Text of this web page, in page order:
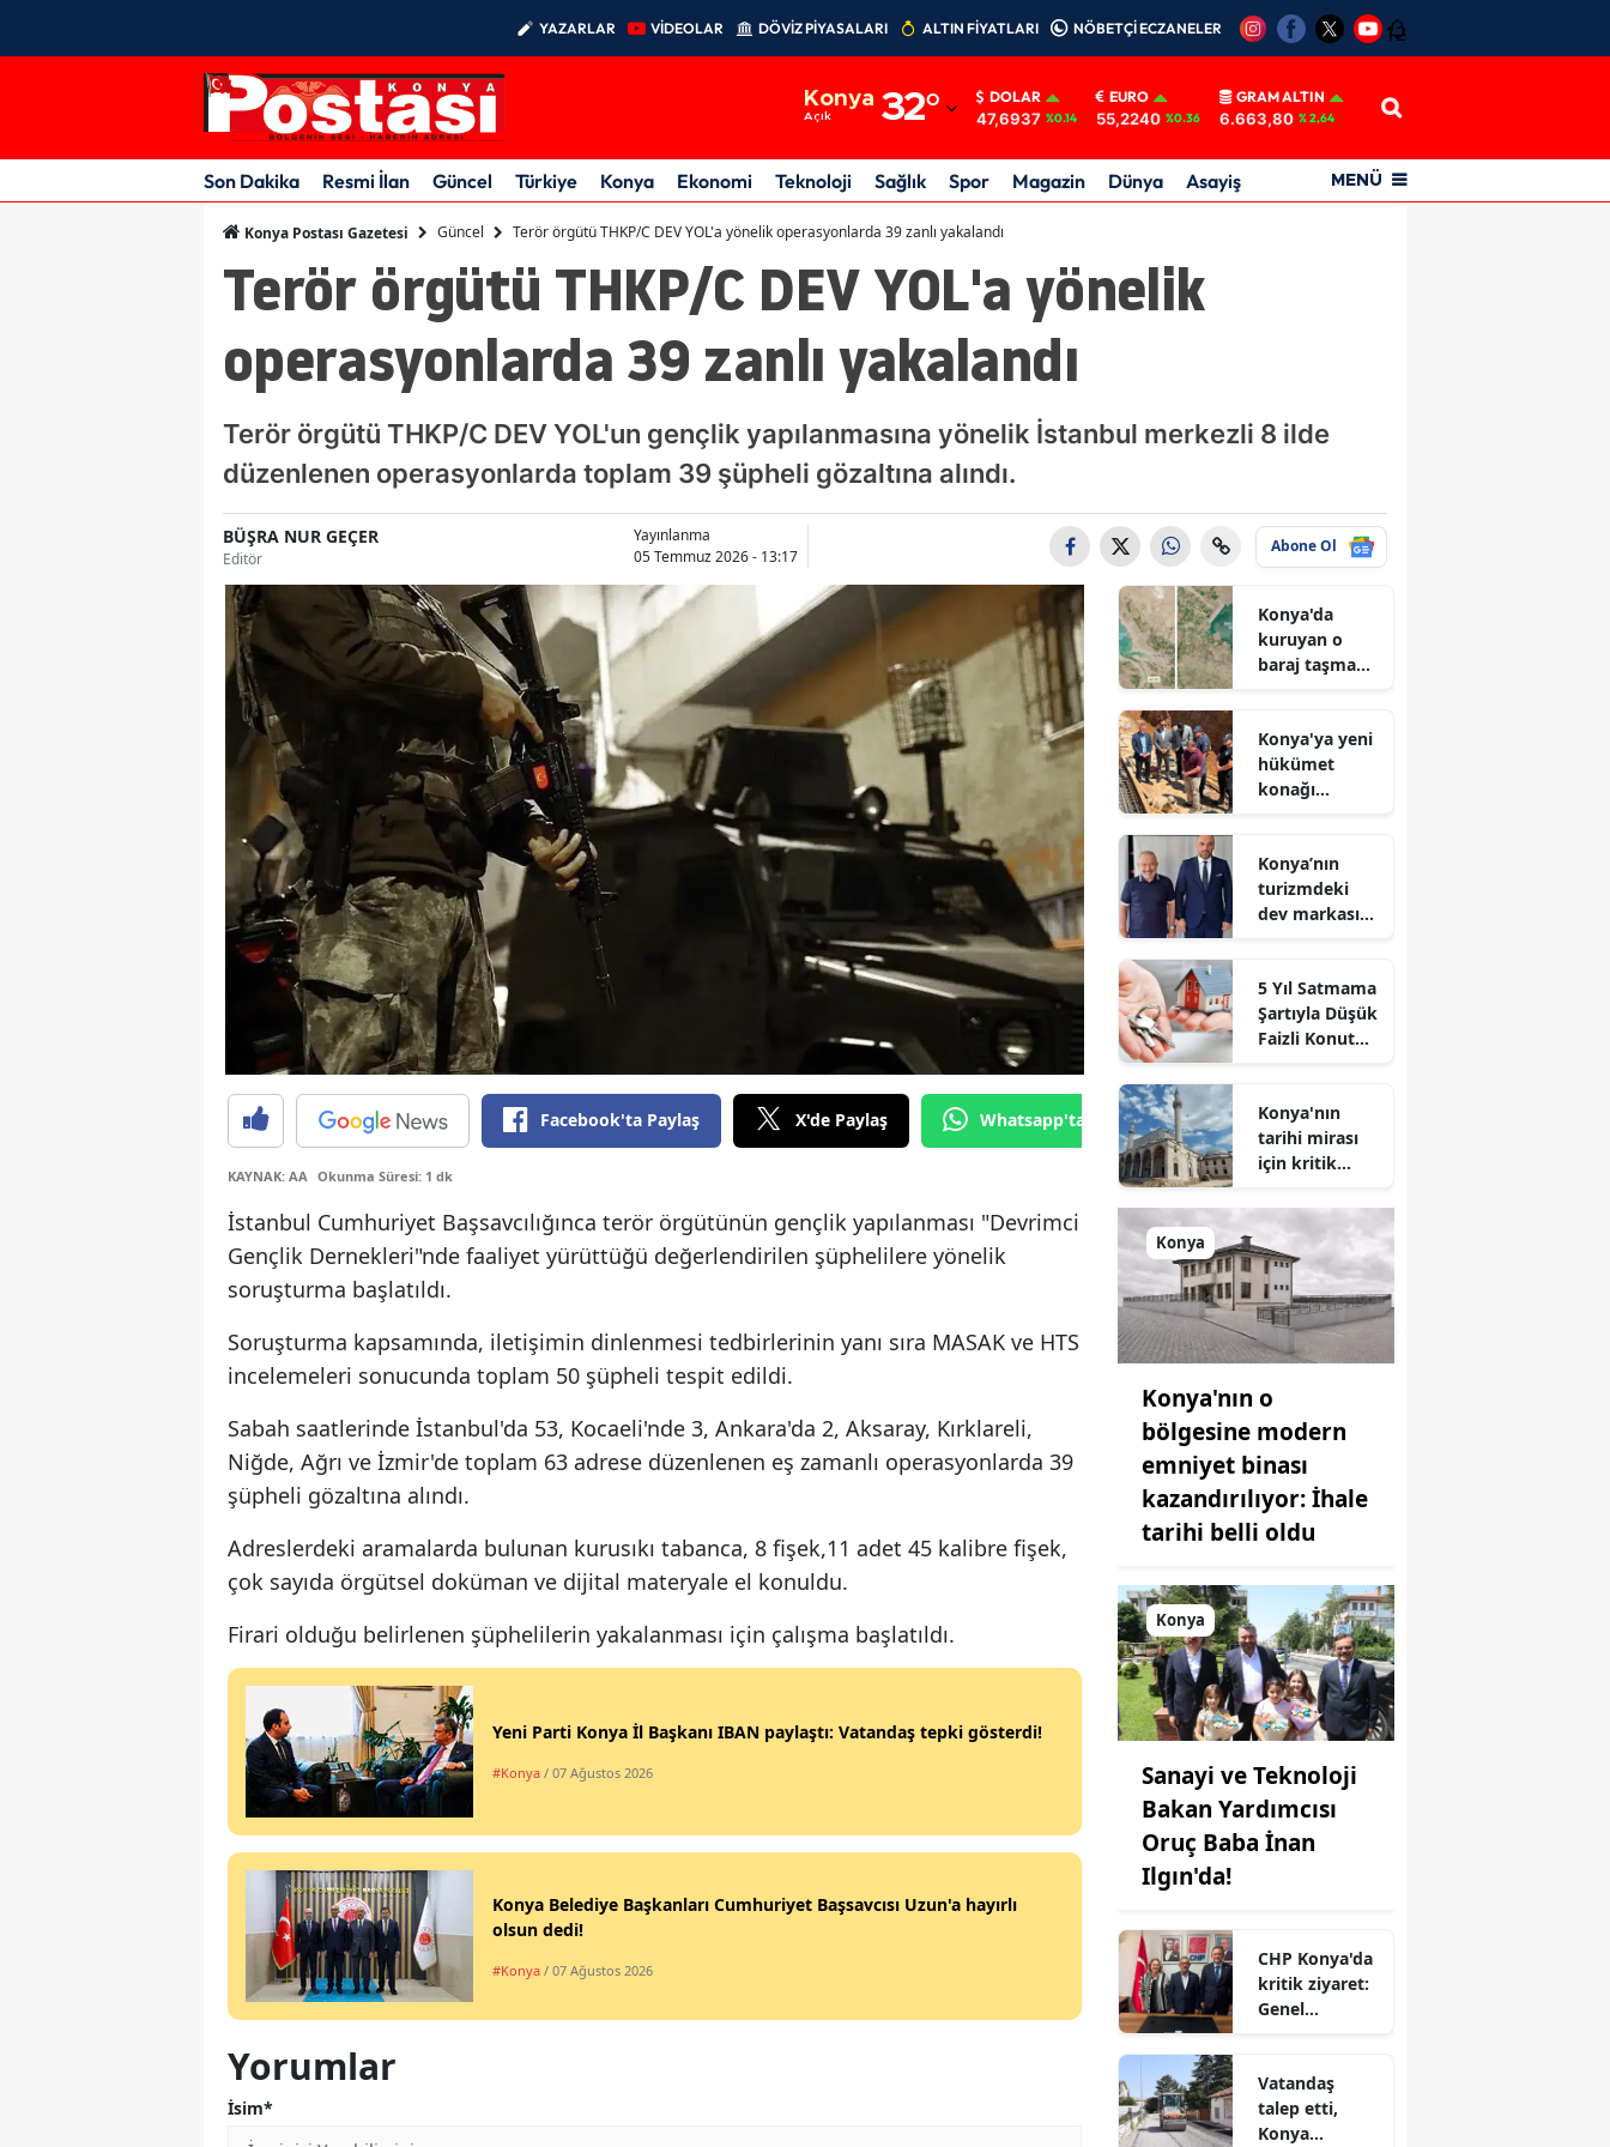
YAZARLAR VİDEOLAR DÖVİZ PİYASALARI ALTIN FİYATLARI NÖBETÇİ ECZANELER 12
Konya
Açık 32°
Adıyaman
Afyonkarahisar
Amasya
Ankara
Antalya
Aydın
Balıkesir
Bingöl
Bitlis
Bolu
Burdur
Bursa
Çanakkale
Çankırı
Çorum
Diyarbakır
Elazığ
Erzurum
Gaziantep
Gümüşhane
Hatay
Isparta
Mersin
İzmir
Kastamonu
DOLAR
47,6937 %0.14
EURO
55,2240 %0.36
GRAM ALTIN
6.663,80 % 2,64
Son Dakika Resmi İlan Güncel Türkiye Konya Ekonomi Teknoloji Sağlık Spor Magazin Dünya Asayiş MENÜ
Konya Postası Gazetesi Güncel Terör örgütü THKP/C DEV YOL'a yönelik operasyonlarda 39 zanlı yakalandı
Terör örgütü THKP/C DEV YOL'a yönelik
operasyonlarda 39 zanlı yakalandı
Terör örgütü THKP/C DEV YOL'un gençlik yapılanmasına yönelik İstanbul merkezli 8 ilde
düzenlenen operasyonlarda toplam 39 şüpheli gözaltına alındı.
BÜŞRA NUR GEÇER
Editör
Yayınlanma
05 Temmuz 2026 - 13:17
Abone Ol
Facebook'ta Paylaş X'de Paylaş Whatsapp'tan Gönder
KAYNAK: AA Okunma Süresi: 1 dk
İstanbul Cumhuriyet Başsavcılığınca terör örgütünün gençlik yapılanması "Devrimci
Gençlik Dernekleri"nde faaliyet yürüttüğü değerlendirilen şüphelilere yönelik
soruşturma başlatıldı.
Soruşturma kapsamında, iletişimin dinlenmesi tedbirlerinin yanı sıra MASAK ve HTS
incelemeleri sonucunda toplam 50 şüpheli tespit edildi.
Sabah saatlerinde İstanbul'da 53, Kocaeli'nde 3, Ankara'da 2, Aksaray, Kırklareli,
Niğde, Ağrı ve İzmir'de toplam 63 adrese düzenlenen eş zamanlı operasyonlarda 39
şüpheli gözaltına alındı.
Adreslerdeki aramalarda bulunan kurusıkı tabanca, 8 fişek,11 adet 45 kalibre fişek,
çok sayıda örgütsel doküman ve dijital materyale el konuldu.
Firari olduğu belirlenen şüphelilerin yakalanması için çalışma başlatıldı.
Yeni Parti Konya İl Başkanı IBAN paylaştı: Vatandaş tepki gösterdi!
#Konya / 07 Ağustos 2026
Konya Belediye Başkanları Cumhuriyet Başsavcısı Uzun'a hayırlı
olsun dedi!
#Konya / 07 Ağustos 2026
Yorumlar
İsim*
Konya'da
kuruyan o
baraj taşma
Konya'ya yeni
hükümet
konağı
Konya’nın
turizmdeki
dev markası
de zirveye
oynuyor
5 Yıl Satmama
Şartıyla Düşük
Faizli Konut
Konya'nın
tarihi mirası
için kritik
durum
açıklandı
Konya
Konya'nın o
bölgesine modern
emniyet binası
kazandırılıyor: İhale
tarihi belli oldu
Konya
Sanayi ve Teknoloji
Bakan Yardımcısı
Oruç Baba İnan
Ilgın'da!
CHP Konya'da
kritik ziyaret:
Genel
çıkarma
Vatandaş
talep etti,
Konya